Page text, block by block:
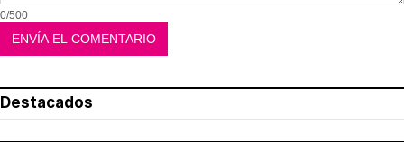
0/500
Destacados